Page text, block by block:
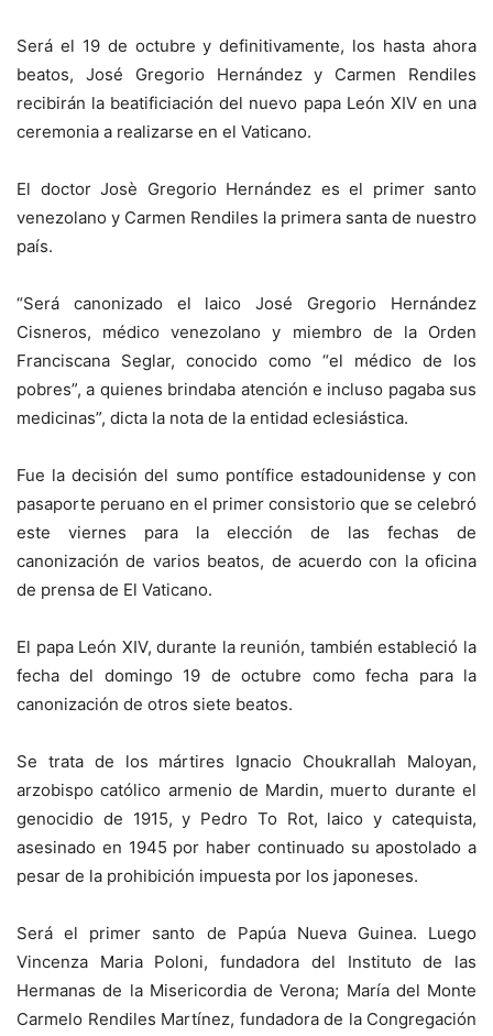
Será el 19 de octubre y definitivamente, los hasta ahora
beatos, José Gregorio Hernández y Carmen Rendiles
recibirán la beatificiación del nuevo papa León XIV en una
ceremonia a realizarse en el Vaticano.
El doctor Josè Gregorio Hernández es el primer santo
venezolano y Carmen Rendiles la primera santa de nuestro
país.
“Será canonizado el laico José Gregorio Hernández
Cisneros, médico venezolano y miembro de la Orden
Franciscana Seglar, conocido como “el médico de los
pobres”, a quienes brindaba atención e incluso pagaba sus
medicinas”, dicta la nota de la entidad eclesiástica.
Fue la decisión del sumo pontífice estadounidense y con
pasaporte peruano en el primer consistorio que se celebró
este viernes para la elección de las fechas de
canonización de varios beatos, de acuerdo con la oficina
de prensa de El Vaticano.
El papa León XIV, durante la reunión, también estableció la
fecha del domingo 19 de octubre como fecha para la
canonización de otros siete beatos.
Se trata de los mártires Ignacio Choukrallah Maloyan,
arzobispo católico armenio de Mardin, muerto durante el
genocidio de 1915, y Pedro To Rot, laico y catequista,
asesinado en 1945 por haber continuado su apostolado a
pesar de la prohibición impuesta por los japoneses.
Será el primer santo de Papúa Nueva Guinea. Luego
Vincenza Maria Poloni, fundadora del Instituto de las
Hermanas de la Misericordia de Verona; María del Monte
Carmelo Rendiles Martínez, fundadora de la Congregación